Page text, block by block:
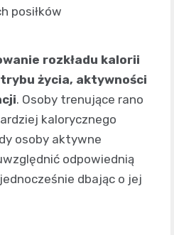
posiłków
rozkładu kalorii
życia, aktywności
. Osoby trenujące rano
kalorycznego
osoby aktywne
odpowiednią
dbając o jej